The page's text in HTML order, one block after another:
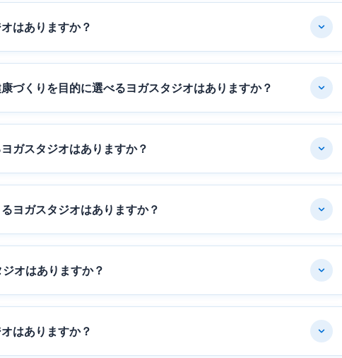
はありますか？
づくりを目的に選べるヨガスタジオはありますか？
ガスタジオはありますか？
ヨガスタジオはありますか？
オはありますか？
はありますか？